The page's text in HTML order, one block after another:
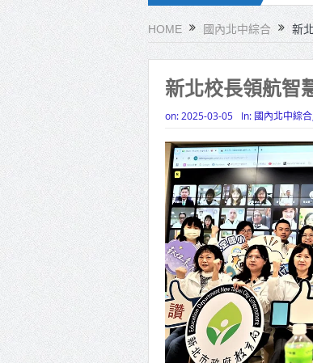
揭幕
HOME 國內北中綜合 新
新北校長領航智
on: 2025-03-05 In: 國內北中綜合